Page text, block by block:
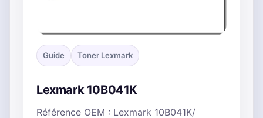
Guide Toner Lexmark
Lexmark 10B041K
Référence OEM : Lexmark 10B041K/